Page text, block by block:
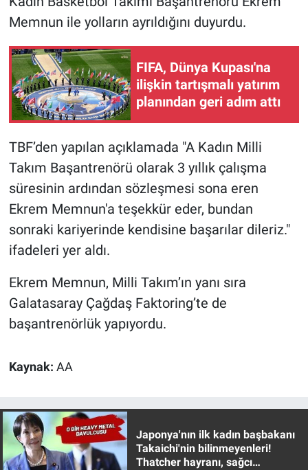
Memnun ile yolların ayrıldığını duyurdu.
FIFA, Dünya Kupası'na
ilişkin tartışmalı yatırım
planından geri adım attı
TBF’den yapılan açıklamada "A Kadın Milli
Takım Başantrenörü olarak 3 yıllık çalışma
süresinin ardından sözleşmesi sona eren
Ekrem Memnun'a teşekkür eder, bundan
sonraki kariyerinde kendisine başarılar dileriz."
ifadeleri yer aldı.
Ekrem Memnun, Milli Takım’ın yanı sıra
Galatasaray Çağdaş Faktoring’te de
başantrenörlük yapıyordu.
Kaynak: AA
Japonya'nın ilk kadın başbakanı
Takaichi'nin bilinmeyenleri!
Thatcher hayranı, sağcı
Gündem Özel
Günün görüntüsü
Haber
Kimdir
Koronavirüs
Kültür Sanat
Ne demişti
Nedir
Sağlık
Spor